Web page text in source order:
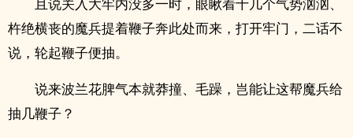
杵绝横丧的魔兵提着鞭子奔此处而来，打开牢门，二话不
说，轮起鞭子便抽。
说来波兰花脾气本就莽撞、毛躁，岂能让这帮魔兵给
抽几鞭子？